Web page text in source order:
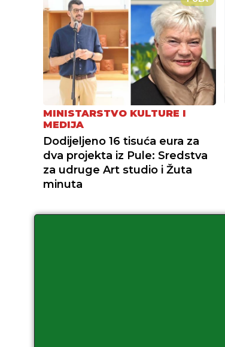
MINISTARSTVO KULTURE I
MEDIJA
Dodijeljeno 16 tisuća eura za
dva projekta iz Pule: Sredstva
za udruge Art studio i Žuta
minuta